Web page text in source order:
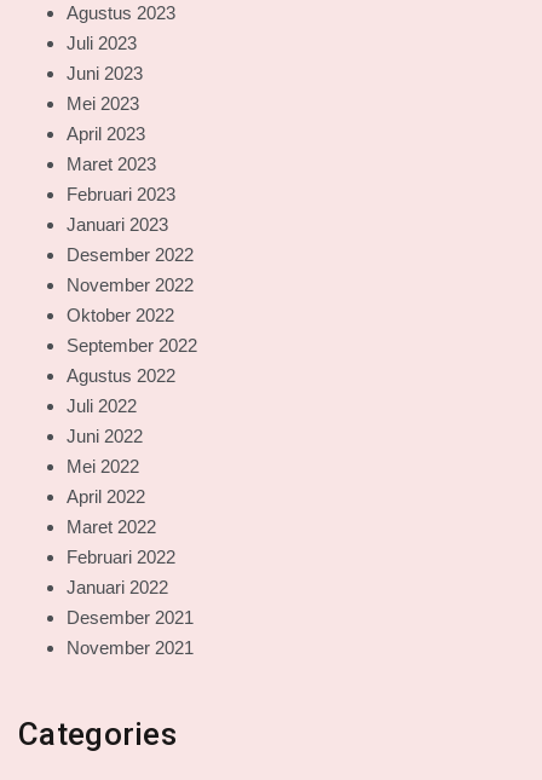
Agustus 2023
Juli 2023
Juni 2023
Mei 2023
April 2023
Maret 2023
Februari 2023
Januari 2023
Desember 2022
November 2022
Oktober 2022
September 2022
Agustus 2022
Juli 2022
Juni 2022
Mei 2022
April 2022
Maret 2022
Februari 2022
Januari 2022
Desember 2021
November 2021
Categories